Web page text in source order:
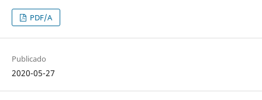
PDF/A
Publicado
2020-05-27